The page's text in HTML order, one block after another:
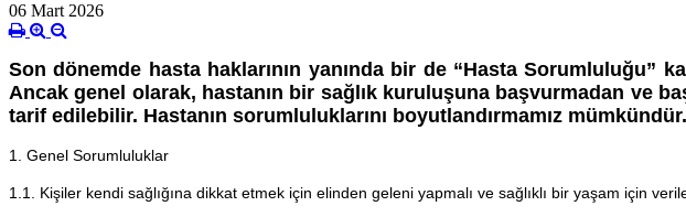
06 Mart 2026
Son dönemde hasta haklarının yanında bir de “Hasta Sorumluluğu”
Ancak genel olarak, hastanın bir sağlık kuruluşuna başvurmadan ve
tarif edilebilir. Hastanın sorumluluklarını boyutlandırmamız
1. Genel Sorumluluklar
1.1. Kişiler kendi sağlığına dikkat etmek için elinden geleni yapmalı ve sağlıklı bir yaşam için